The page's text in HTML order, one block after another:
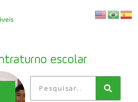
escolar